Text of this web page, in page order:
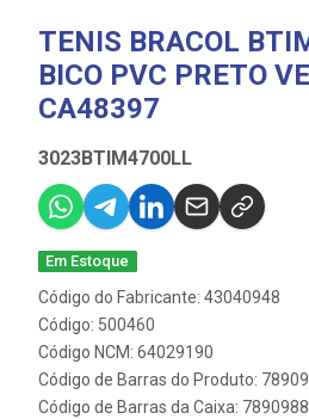
TENIS BRACOL
BICO PVC PRETO
CA48397
3023BTIM4700LL
Em Estoque
Código do Fabricante: 43040948
Código: 500460
Código NCM: 64029190
Código de Barras do Produto:
Código de Barras da Caixa: